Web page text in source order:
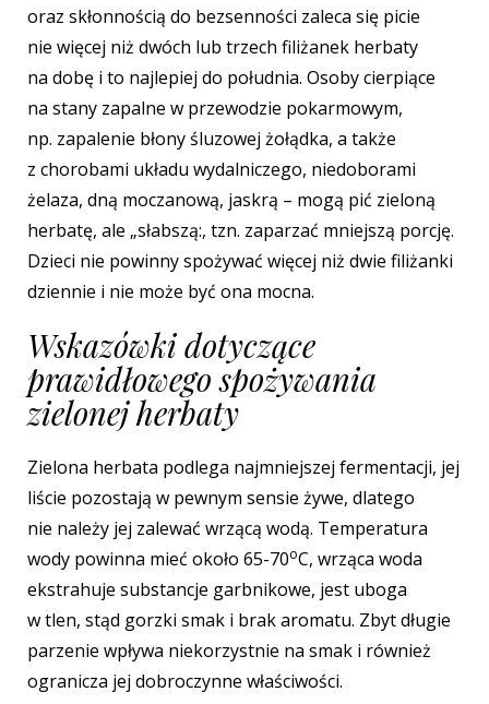
oraz skłonnością do bezsenności zaleca się picie
nie więcej niż dwóch lub trzech filiżanek herbaty
na dobę i to najlepiej do południa. Osoby cierpiące
na stany zapalne w przewodzie pokarmowym,
np. zapalenie błony śluzowej żołądka, a także
z chorobami układu wydalniczego, niedoborami
żelaza, dną moczanową, jaskrą – mogą pić zieloną
herbatę, ale „słabszą:, tzn. zaparzać mniejszą porcję.
Dzieci nie powinny spożywać więcej niż dwie filiżanki
dziennie i nie może być ona mocna.
Wskazówki dotyczące
prawidłowego spożywania
zielonej herbaty
Zielona herbata podlega najmniejszej fermentacji, jej
liście pozostają w pewnym sensie żywe, dlatego
nie należy jej zalewać wrzącą wodą. Temperatura
wody powinna mieć około 65-70oC, wrząca woda
ekstrahuje substancje garbnikowe, jest uboga
w tlen, stąd gorzki smak i brak aromatu. Zbyt długie
parzenie wpływa niekorzystnie na smak i również
ogranicza jej dobroczynne właściwości.